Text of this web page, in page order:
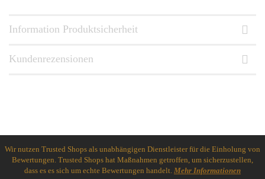
Information Produktsicherheit
Kundenrezensionen
Wir nutzen Trusted Shops als unabhängigen Dienstleister für die Einholung von
Bewertungen. Trusted Shops hat Maßnahmen getroffen, um sicherzustellen,
dass es es sich um echte Bewertungen handelt. Mehr Informationen